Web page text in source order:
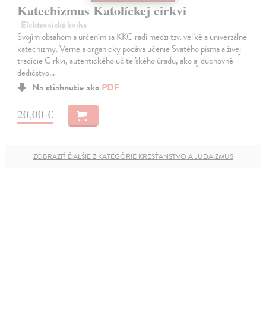
Katechizmus Katolíckej cirkvi
| Elektronická kniha
Svojím obsahom a určením sa KKC radí medzi tzv. veľké a univerzálne
katechizmy. Verne a organicky podáva učenie Svätého písma a živej
tradície Cirkvi, autentického učiteľského úradu, ako aj duchovné
dedičstvo…
Na stiahnutie ako PDF
20,00 €
ZOBRAZIŤ ĎALŠIE Z KATEGÓRIE KRESŤANSTVO A JUDAIZMUS